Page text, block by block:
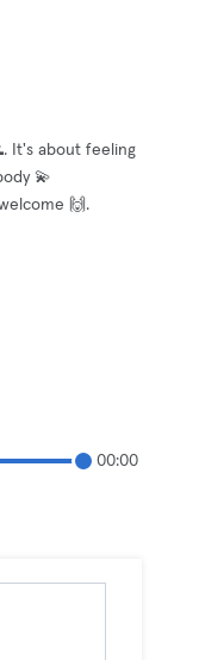
It's about feeling
💫
🙌.
00:00